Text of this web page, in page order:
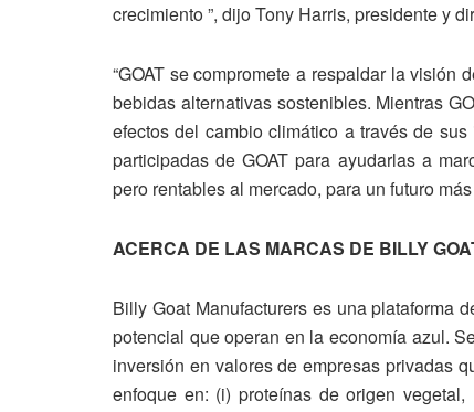
crecimiento ”, dijo Tony Harris, presidente y
“GOAT se compromete a respaldar la visión
bebidas alternativas sostenibles. Mientras
efectos del cambio climático a través de
participadas de GOAT para ayudarlas a
pero rentables al mercado, para un futuro
ACERCA DE LAS MARCAS DE BILLY
Billy Goat Manufacturers es una plataforma
potencial que operan en la economía azul.
inversión en valores de empresas privadas
enfoque en: (i) proteínas de origen